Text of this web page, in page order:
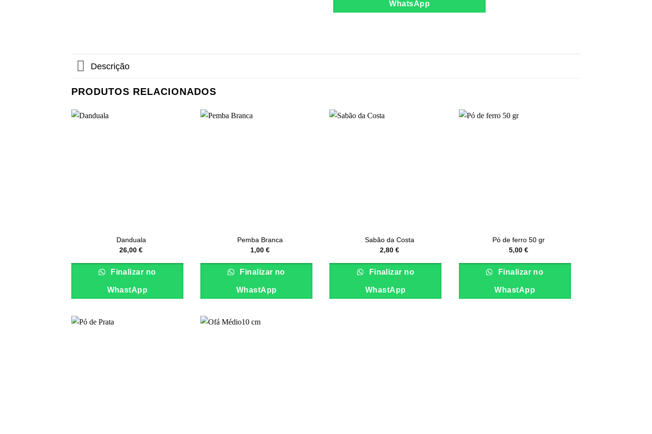
WhatsApp
Descrição
PRODUTOS RELACIONADOS
Danduala
26,00€
Finalizar no
WhastApp
Pemba Branca
1,00€
product
multiple
options
Finalizar no
WhastApp
Sabão da Costa
2,80 €
Finalizar no
WhastApp
Pó de ferro 50 gr
5,00 €
Finalizar no
WhastApp